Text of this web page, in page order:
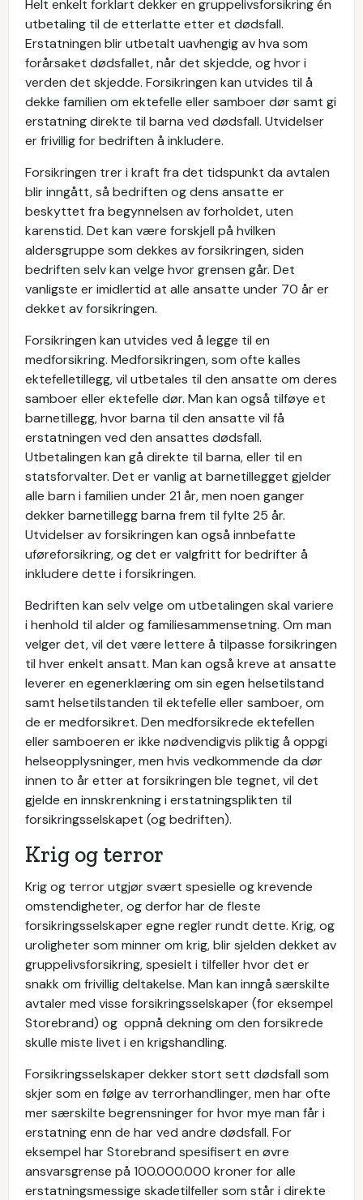
Helt enkelt forklart dekker en gruppelivsforsikring én
utbetaling til de etterlatte etter et dødsfall.
Erstatningen blir utbetalt uavhengig av hva som
forårsaket dødsfallet, når det skjedde, og hvor i
verden det skjedde. Forsikringen kan utvides til å
dekke familien om ektefelle eller samboer dør samt gi
erstatning direkte til barna ved dødsfall. Utvidelser
er frivillig for bedriften å inkludere.
Forsikringen trer i kraft fra det tidspunkt da avtalen
blir inngått, så bedriften og dens ansatte er
beskyttet fra begynnelsen av forholdet, uten
karenstid. Det kan være forskjell på hvilken
aldersgruppe som dekkes av forsikringen, siden
bedriften selv kan velge hvor grensen går. Det
vanligste er imidlertid at alle ansatte under 70 år er
dekket av forsikringen.
Forsikringen kan utvides ved å legge til en
medforsikring. Medforsikringen, som ofte kalles
ektefelletillegg, vil utbetales til den ansatte om deres
samboer eller ektefelle dør. Man kan også tilføye et
barnetillegg, hvor barna til den ansatte vil få
erstatningen ved den ansattes dødsfall.
Utbetalingen kan gå direkte til barna, eller til en
statsforvalter. Det er vanlig at barnetillegget gjelder
alle barn i familien under 21 år, men noen ganger
dekker barnetillegg barna frem til fylte 25 år.
Utvidelser av forsikringen kan også innbefatte
uføreforsikring, og det er valgfritt for bedrifter å
inkludere dette i forsikringen.
Bedriften kan selv velge om utbetalingen skal variere
i henhold til alder og familiesammensetning. Om man
velger det, vil det være lettere å tilpasse forsikringen
til hver enkelt ansatt. Man kan også kreve at ansatte
leverer en egenerklæring om sin egen helsetilstand
samt helsetilstanden til ektefelle eller samboer, om
de er medforsikret. Den medforsikrede ektefellen
eller samboeren er ikke nødvendigvis pliktig å oppgi
helseopplysninger, men hvis vedkommende da dør
innen to år etter at forsikringen ble tegnet, vil det
gjelde en innskrenkning i erstatningsplikten til
forsikringsselskapet (og bedriften).
Krig og terror
Krig og terror utgjør svært spesielle og krevende
omstendigheter, og derfor har de fleste
forsikringsselskaper egne regler rundt dette. Krig, og
uroligheter som minner om krig, blir sjelden dekket av
gruppelivsforsikring, spesielt i tilfeller hvor det er
snakk om frivillig deltakelse. Man kan inngå særskilte
avtaler med visse forsikringsselskaper (for eksempel
Storebrand) og oppnå dekning om den forsikrede
skulle miste livet i en krigshandling.
Forsikringsselskaper dekker stort sett dødsfall som
skjer som en følge av terrorhandlinger, men har ofte
mer særskilte begrensninger for hvor mye man får i
erstatning enn de har ved andre dødsfall. For
eksempel har Storebrand spesifisert en øvre
ansvarsgrense på 100.000.000 kroner for alle
erstatningsmessige skadetilfeller som står i direkte